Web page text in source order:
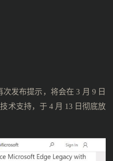
发布提示，将会在 3 月 9 日
术支持，于 4 月 13 日彻底放